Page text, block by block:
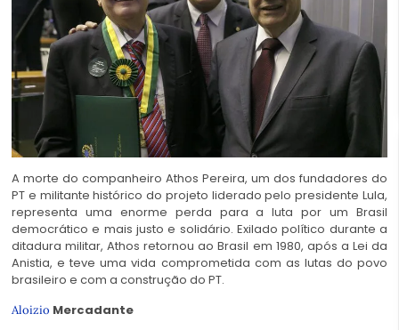
A morte do companheiro Athos Pereira, um dos fundadores do
PT e militante histórico do projeto liderado pelo presidente Lula,
representa uma enorme perda para a luta por um Brasil
democrático e mais justo e solidário. Exilado político durante a
ditadura militar, Athos retornou ao Brasil em 1980, após a Lei da
Anistia, e teve uma vida comprometida com as lutas do povo
brasileiro e com a construção do PT.
Aloizio Mercadante